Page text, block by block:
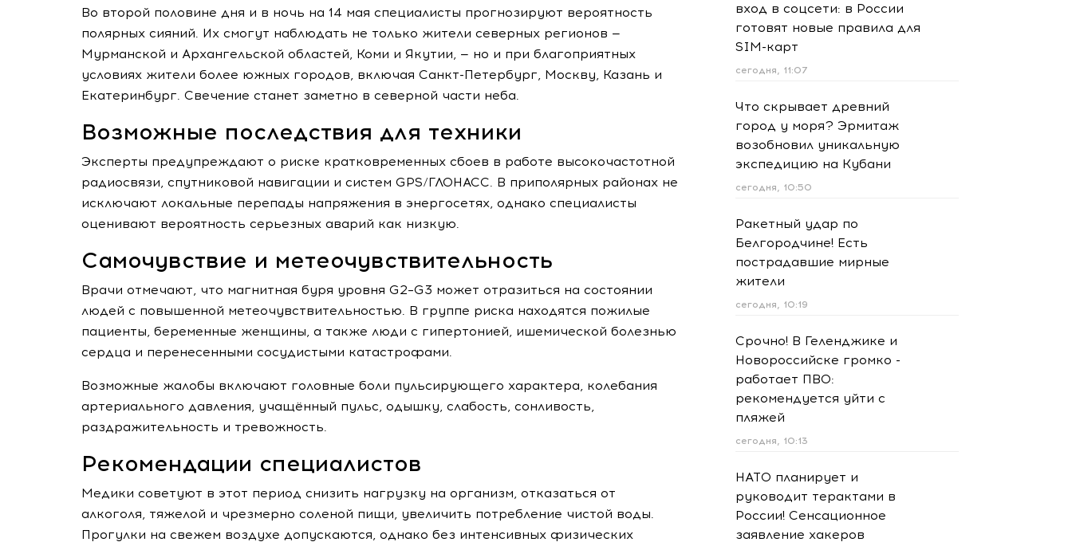
Во второй половине дня и в ночь на 14 мая специалисты прогнозируют вероятность
полярных сияний. Их смогут наблюдать не только жители северных регионов —
Мурманской и Архангельской областей, Коми и Якутии, — но и при благоприятных
условиях жители более южных городов, включая Санкт-Петербург, Москву, Казань и
Екатеринбург. Свечение станет заметно в северной части неба.
Возможные последствия для техники
Эксперты предупреждают о риске кратковременных сбоев в работе высокочастотной
радиосвязи, спутниковой навигации и систем GPS/ГЛОНАСС. В приполярных районах не
исключают локальные перепады напряжения в энергосетях, однако специалисты
оценивают вероятность серьезных аварий как низкую.
Самочувствие и метеочувствительность
Врачи отмечают, что магнитная буря уровня G2–G3 может отразиться на состоянии
людей с повышенной метеочувствительностью. В группе риска находятся пожилые
пациенты, беременные женщины, а также люди с гипертонией, ишемической болезнью
сердца и перенесенными сосудистыми катастрофами.
Возможные жалобы включают головные боли пульсирующего характера, колебания
артериального давления, учащённый пульс, одышку, слабость, сонливость,
раздражительность и тревожность.
Рекомендации специалистов
Медики советуют в этот период снизить нагрузку на организм, отказаться от
алкоголя, тяжелой и чрезмерно соленой пищи, увеличить потребление чистой воды.
Прогулки на свежем воздухе допускаются, однако без интенсивных физических
вход в соцсети: в России
готовят новые правила для
SIM-карт
сегодня, 11:07
Что скрывает древний
город у моря? Эрмитаж
возобновил уникальную
экспедицию на Кубани
сегодня, 10:50
Ракетный удар по
Белгородчине! Есть
пострадавшие мирные
жители
сегодня, 10:19
Срочно! В Геленджике и
Новороссийске громко -
работает ПВО:
рекомендуется уйти с
пляжей
сегодня, 10:13
НАТО планирует и
руководит терактами в
России! Сенсационное
заявление хакеров